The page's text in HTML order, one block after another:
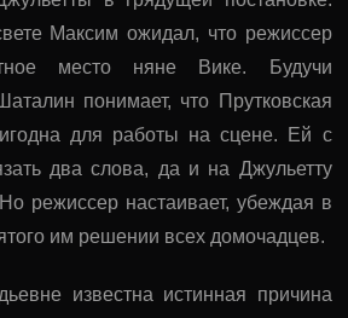
Максим ожидал, что режиссер
место няне Вике. Будучи
понимает, что Прутковская
для работы на сцене. Ей с
два слова, да и на Джульетту
режиссер настаивает, убеждая в
им решении всех домочадцев.
известна истинная причина